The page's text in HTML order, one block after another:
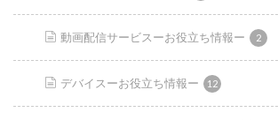
動画配信サービスーお役立ち情報ー 2
デバイスーお役立ち情報ー 12